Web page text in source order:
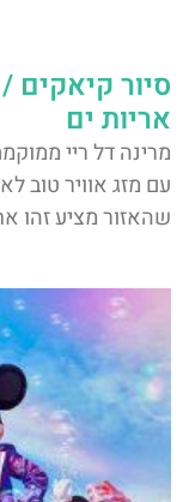
סיור קיאקים
אריות ים
מרינה דל ריי
עם מזג אוויר טוב
שהאזור מציע זהו